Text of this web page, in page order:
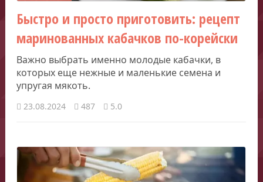
Быстро и просто приготовить: рецепт
маринованных кабачков по-корейски
Важно выбрать именно молодые кабачки, в
которых еще нежные и маленькие семена и
упругая мякоть.
23.08.2024 487 5.0